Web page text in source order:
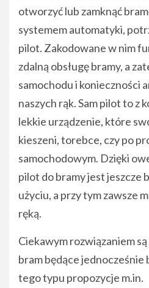
otworzyć lub zamknąć
systemem automatyki,
pilot. Zakodowane w nim
zdalną obsługę bramy, a
samochodu i konieczności
naszych rąk. Sam pilot to z
lekkie urządzenie, które
kieszeni, torebce, czy po
samochodowym. Dzięki
pilot do bramy jest jeszcze
użyciu, a przy tym zawsze
ręką.
Ciekawym rozwiązaniem
bram będące jednocześnie
tego typu propozycje m.in.